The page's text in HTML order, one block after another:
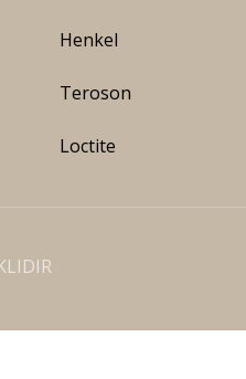
Henkel
Teroson
Loctite